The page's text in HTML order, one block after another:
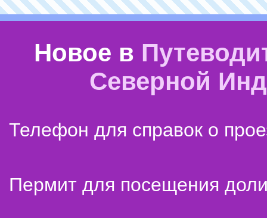
Новое в
Северной
Телефон для справок о
Пермит для посещения